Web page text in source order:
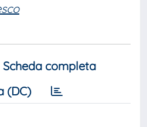
Scheda completa
(DC)